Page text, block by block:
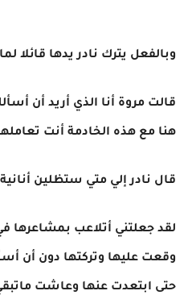
وبالفعل يترك نادر يدها قائلا
قالت مروة أنا الذي أريد أن
هنا مع هذه الخادمة أنت
قال نادر إلي متي ستظلين
لقد جعلتني أتلاعب بمشاعرها
وقعت عليها وتركتها دون أن
حتى ابتعدت عنها وعاشت